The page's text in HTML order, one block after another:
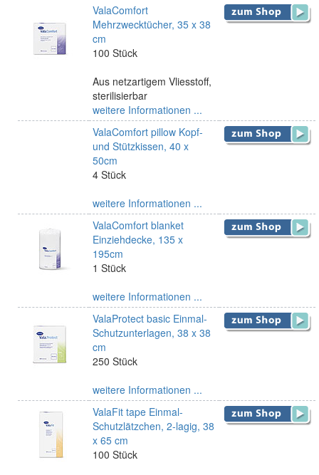
ValaComfort
Mehrzwecktücher, 35 x 38
cm
100 Stück
Aus netzartigem Vliesstoff,
sterilisierbar
weitere Informationen ...
ValaComfort pillow Kopf-
und Stützkissen, 40 x
50cm
4 Stück
weitere Informationen ...
ValaComfort blanket
Einziehdecke, 135 x
195cm
1 Stück
weitere Informationen ...
ValaProtect basic Einmal-
Schutzunterlagen, 38 x 38
cm
250 Stück
weitere Informationen ...
ValaFit tape Einmal-
Schutzlätzchen, 2-lagig, 38
x 65 cm
100 Stück